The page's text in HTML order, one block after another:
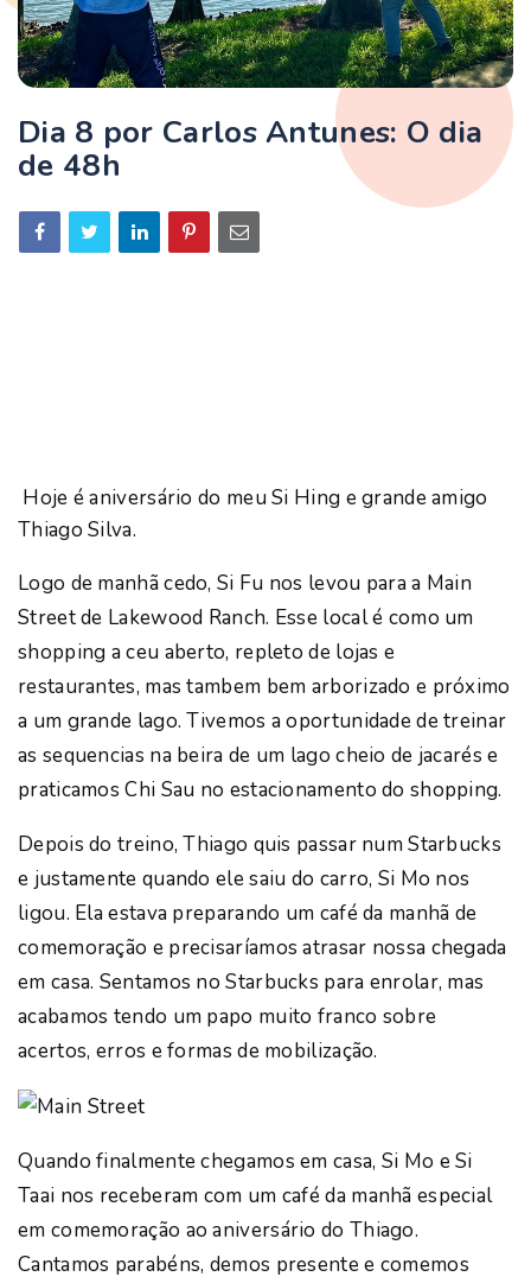
Dia 8 por Carlos Antunes: O dia
de 48h
Hoje é aniversário do meu Si Hing e grande amigo
Thiago Silva.
Logo de manhã cedo, Si Fu nos levou para a Main
Street de Lakewood Ranch. Esse local é como um
shopping a ceu aberto, repleto de lojas e
restaurantes, mas tambem bem arborizado e próximo
a um grande lago. Tivemos a oportunidade de treinar
as sequencias na beira de um lago cheio de jacarés e
praticamos Chi Sau no estacionamento do shopping.
Depois do treino, Thiago quis passar num Starbucks
e justamente quando ele saiu do carro, Si Mo nos
ligou. Ela estava preparando um café da manhã de
comemoração e precisaríamos atrasar nossa chegada
em casa. Sentamos no Starbucks para enrolar, mas
acabamos tendo um papo muito franco sobre
acertos, erros e formas de mobilização.
Quando finalmente chegamos em casa, Si Mo e Si
Taai nos receberam com um café da manhã especial
em comemoração ao aniversário do Thiago.
Cantamos parabéns, demos presente e comemos